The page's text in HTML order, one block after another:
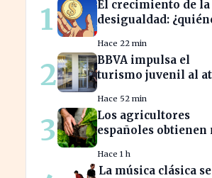
1
El crecimiento de la
desigualdad:
millonarios en
Hace 22 min
2
BBVA impulsa el
turismo juvenil al
con nuevas ofertas
Hace 52 min
3
Los agricultores
españoles obtienen
a la UE con nuevos
contratos
Hace 1 h
La música clásica se